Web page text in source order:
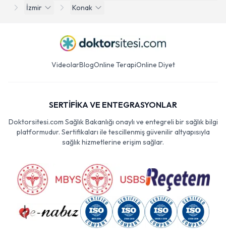
İzmir
Konak
VideolarBlogOnline TerapiOnline Diyet
SERTİFİKA VE ENTEGRASYONLAR
Doktorsitesi.com Sağlık Bakanlığı onaylı ve entegreli bir sağlık bilgi
platformudur. Sertifikaları ile tescillenmiş güvenilir altyapısıyla
sağlık hizmetlerine erişim sağlar.